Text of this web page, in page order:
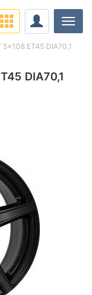
DIA70,1
ET45 DIA70,1